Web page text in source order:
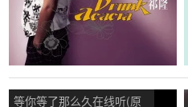
等你等了那么久在线听(原